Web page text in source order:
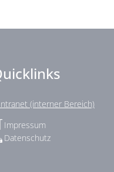
(interner Bereich)
Impressum
Datenschutz